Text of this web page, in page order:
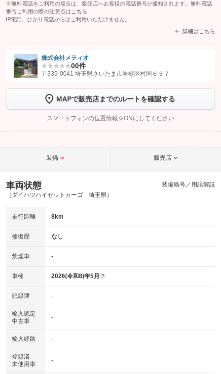
※無料電話をご利用の場合は、販売店へお客様の電話番号が通知されます。無料電話
番号ご利用の際の注意点は こちら
IP電話、ひかり電話からはご利用いただけません。
詳細はこちら
【STEP1】認証画面でグーネットを友だち追加してから「許可する」ボタンを押
トーク画面で
ボタンをタップして問い合わせを
完了してください。
こちら
株式会社メティオ
00件
〒339-0041 埼玉県さいたま市岩槻区村国６３７
MAPで販売店までのルートを確認する
スマートフォンの位置情報をONにしてください
装備 販売店
車両状態
（ダイハツハイゼットカーゴ 埼玉県）
装備略号／用語解説
走行距離 8km
修復歴 なし
禁煙車 -
車検 2026(令和8)年5月 ?
記録簿 -
輸入認定
中古車
-
輸入経路 -
登録済
未使用車
-